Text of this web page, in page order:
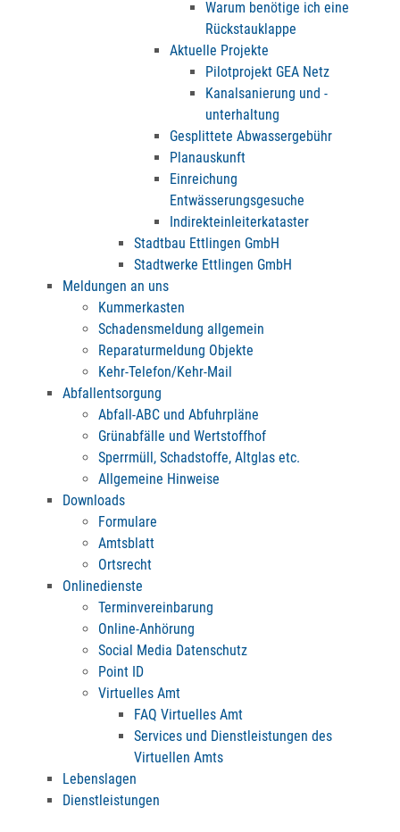
Warum benötige ich eine
Rückstauklappe
Aktuelle Projekte
Pilotprojekt GEA Netz
Kanalsanierung und -
unterhaltung
Gesplittete Abwassergebühr
Planauskunft
Einreichung
Entwässerungsgesuche
Indirekteinleiterkataster
Stadtbau Ettlingen GmbH
Stadtwerke Ettlingen GmbH
Meldungen an uns
Kummerkasten
Schadensmeldung allgemein
Reparaturmeldung Objekte
Kehr-Telefon/Kehr-Mail
Abfallentsorgung
Abfall-ABC und Abfuhrpläne
Grünabfälle und Wertstoffhof
Sperrmüll, Schadstoffe, Altglas etc.
Allgemeine Hinweise
Downloads
Formulare
Amtsblatt
Ortsrecht
Onlinedienste
Terminvereinbarung
Online-Anhörung
Social Media Datenschutz
Point ID
Virtuelles Amt
FAQ Virtuelles Amt
Services und Dienstleistungen des
Virtuellen Amts
Lebenslagen
Dienstleistungen